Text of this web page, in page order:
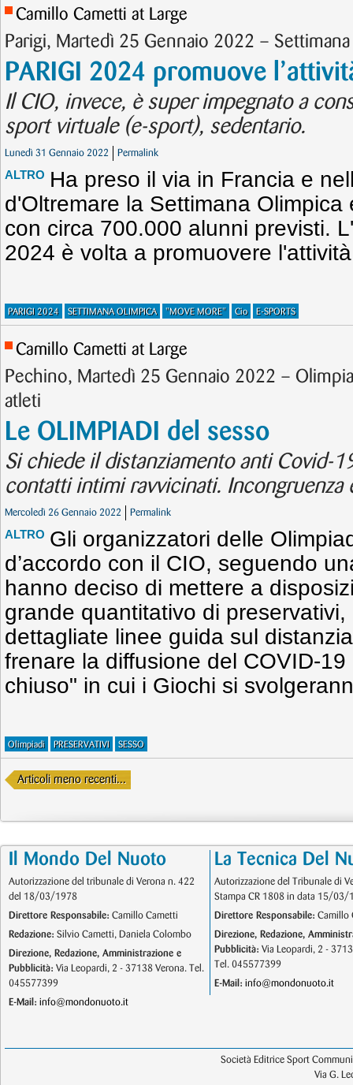
Camillo Cametti at Large
Parigi, Martedì 25 Gennaio 2022 –
PARIGI 2024 promuove
Il CIO, invece, è super impegnato a
sport virtuale (e-sport), sedentario.
Lunedì 31 Gennaio 2022 Permalink
ALTRO Ha preso il via in Francia e
d'Oltremare la Settimana
con circa 700.000 alunni previsti.
2024 è volta a promuovere
PARIGI 2024 SETTIMANA OLIMPICA "MOVE MORE" Cio E-SPORTS
Camillo Cametti at Large
Pechino, Martedì 25 Gennaio 2022 –
atleti
Le OLIMPIADI del sesso
Si chiede il distanziamento anti Covid-
contatti intimi ravvicinati. Incongruenza
Mercoledì 26 Gennaio 2022 Permalink
ALTRO Gli organizzatori delle
d’accordo con il CIO, seguendo
hanno deciso di mettere a
grande quantitativo di
dettagliate linee guida sul
frenare la diffusione del COVID-
chiuso" in cui i Giochi si
Olimpiadi PRESERVATIVI SESSO
Articoli meno recenti...
Il Mondo Del Nuoto
Autorizzazione del tribunale di Verona n. 422
del 18/03/1978
Direttore Responsabile: Camillo Cametti
Redazione: Silvio Cametti, Daniela Colombo
Direzione, Redazione, Amministrazione e
Pubblicità: Via Leopardi, 2 - 37138 Verona. Tel.
045577399
E-Mail: info@mondonuoto.it
La Tecnica Del
Autorizzazione del Tribunale di
Stampa CR 1808 in data 15/03/
Direttore Responsabile: Camillo
Direzione, Redazione,
Pubblicità: Via Leopardi, 2 -
Tel. 045577399
E-Mail: info@mondonuoto.it
Società Editrice Sport
Via G.